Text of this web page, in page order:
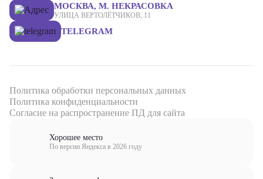
МОСКВА, М. НЕКРАСОВКА
УЛИЦА ВЕРТОЛЁТЧИКОВ, 11
TELEGRAM
Политика обработки персональных данных
Политика конфиденциальности
Согласие на распространение ПД для сайта
Хорошее место
По версии Яндекса в 2026 году